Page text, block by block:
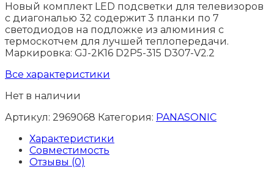
Новый комплект LED подсветки для телевизоров
с диагональю 32 содержит 3 планки по 7
светодиодов на подложке из алюминия с
термоскотчем для лучшей теплопередачи.
Маркировка: GJ-2K16 D2P5-315 D307-V2.2
Все характеристики
Нет в наличии
Артикул: 2969068 Категория: PANASONIC
Характеристики
Совместимость
Отзывы (0)